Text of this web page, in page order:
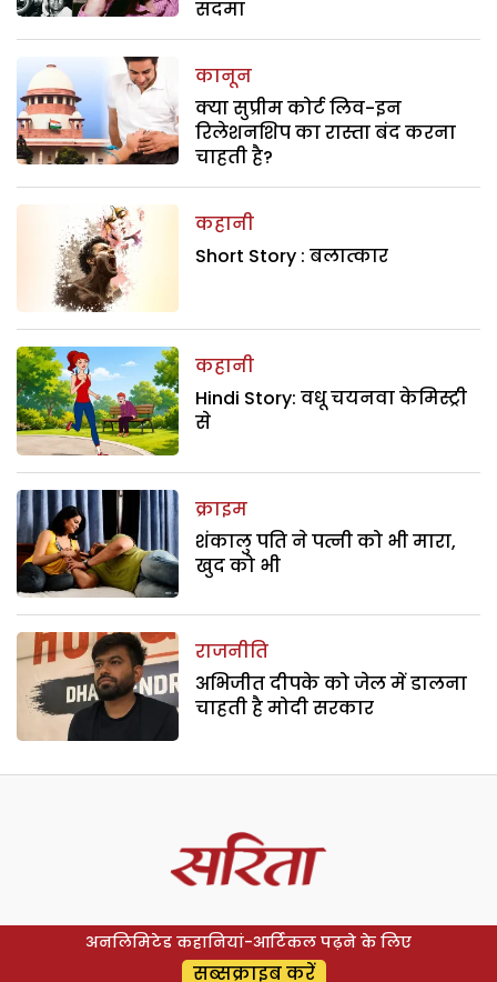
सदमा
कानून
क्या सुप्रीम कोर्ट लिव-इन
रिलेशनशिप का रास्ता बंद करना
चाहती है?
कहानी
Short Story : बलात्कार
कहानी
Hindi Story: वधू चयनवा केमिस्ट्री
से
क्राइम
शंकालु पति ने पत्नी को भी मारा,
खुद को भी
राजनीति
अभिजीत दीपके को जेल में डालना
चाहती है मोदी सरकार
अनलिमिटेड कहानियां-आर्टिकल पढ़ने के लिए
सब्सक्राइब करें